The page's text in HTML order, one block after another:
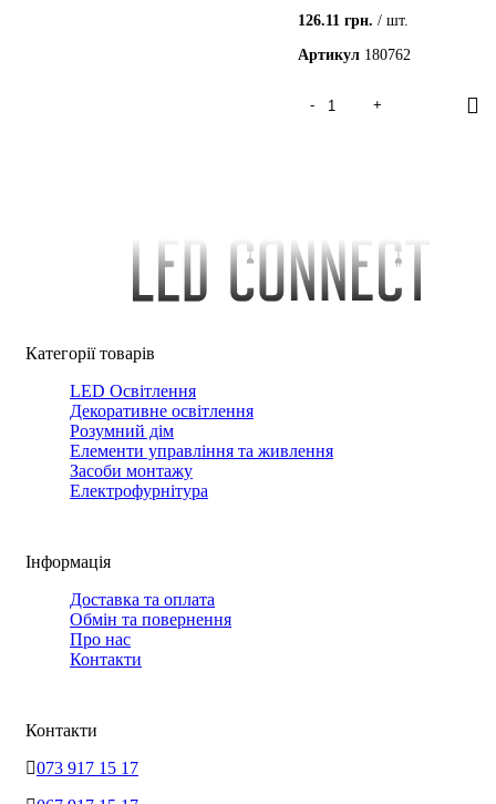
126.11 грн.
шт.
Артикул 180762
Категорії товарів
LED Освітлення
Декоративне освітлення
Розумний дім
Елементи управління та живлення
Засоби монтажу
Електрофурнітура
Інформація
Доставка та оплата
Обмін та повернення
Про нас
Контакти
Контакти
073 917 15 17